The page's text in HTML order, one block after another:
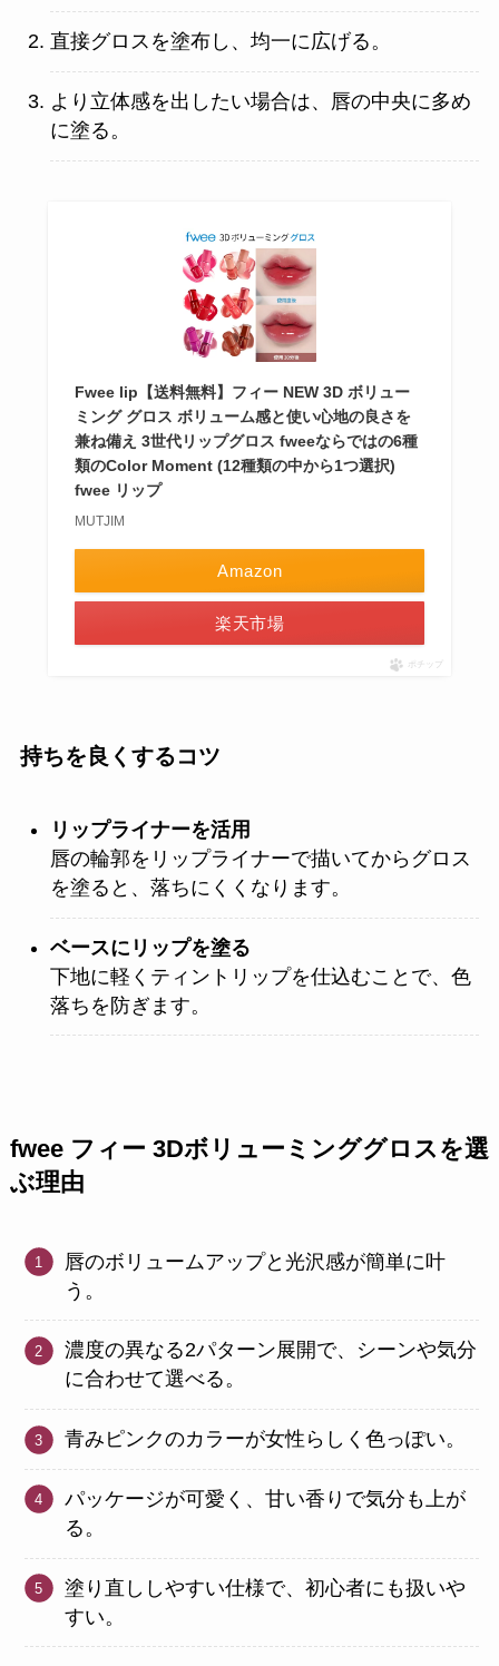
直接グロスを塗布し、均一に広げる。
より立体感を出したい場合は、唇の中央に多め
に塗る。
Fwee lip【送料無料】フィー NEW 3D ボリュー
ミング グロス ボリューム感と使い心地の良さを
兼ね備え 3世代リップグロス fweeならではの6種
類のColor Moment (12種類の中から1つ選択)
fwee リップ
MUTJIM
Amazon
楽天市場
ポチップ
持ちを良くするコツ
リップライナーを活用
唇の輪郭をリップライナーで描いてからグロス
を塗ると、落ちにくくなります。
ベースにリップを塗る
下地に軽くティントリップを仕込むことで、色
落ちを防ぎます。
fwee フィー 3Dボリューミンググロスを選
ぶ理由
唇のボリュームアップと光沢感が簡単に叶
う。
濃度の異なる2パターン展開で、シーンや気分
に合わせて選べる。
青みピンクのカラーが女性らしく色っぽい。
パッケージが可愛く、甘い香りで気分も上が
る。
塗り直ししやすい仕様で、初心者にも扱いや
すい。